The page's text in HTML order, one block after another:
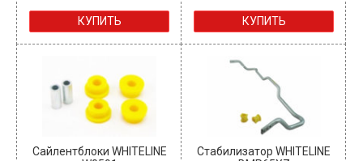
КУПИТЬ КУПИТЬ
Сайлентблоки WHITELINE
Стабилизатор WHITELINE